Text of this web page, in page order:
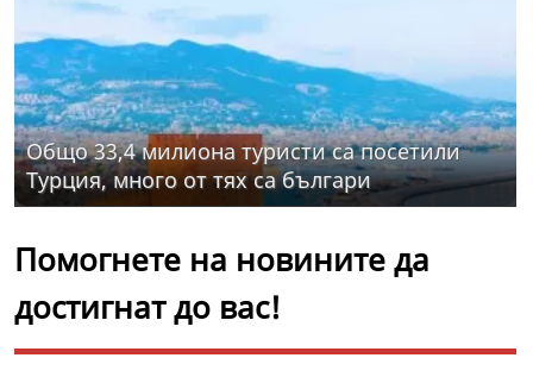
Общо 33,4 милиона туристи са посетили
Турция, много от тях са българи
Помогнете на новините да
достигнат до вас!